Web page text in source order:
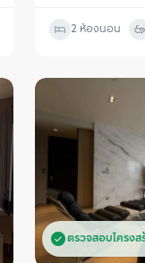
2 ห้องนอน
ตรวจสอบโครงส